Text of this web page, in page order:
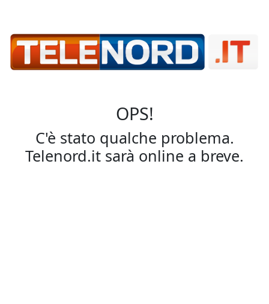
OPS!
C'è stato qualche problema.
Telenord.it sarà online a breve.